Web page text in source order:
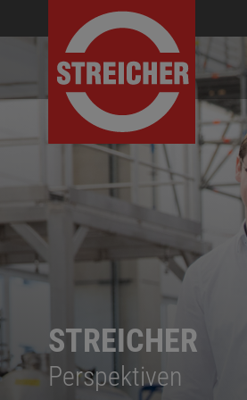
EN
STREICHER
Perspektiven